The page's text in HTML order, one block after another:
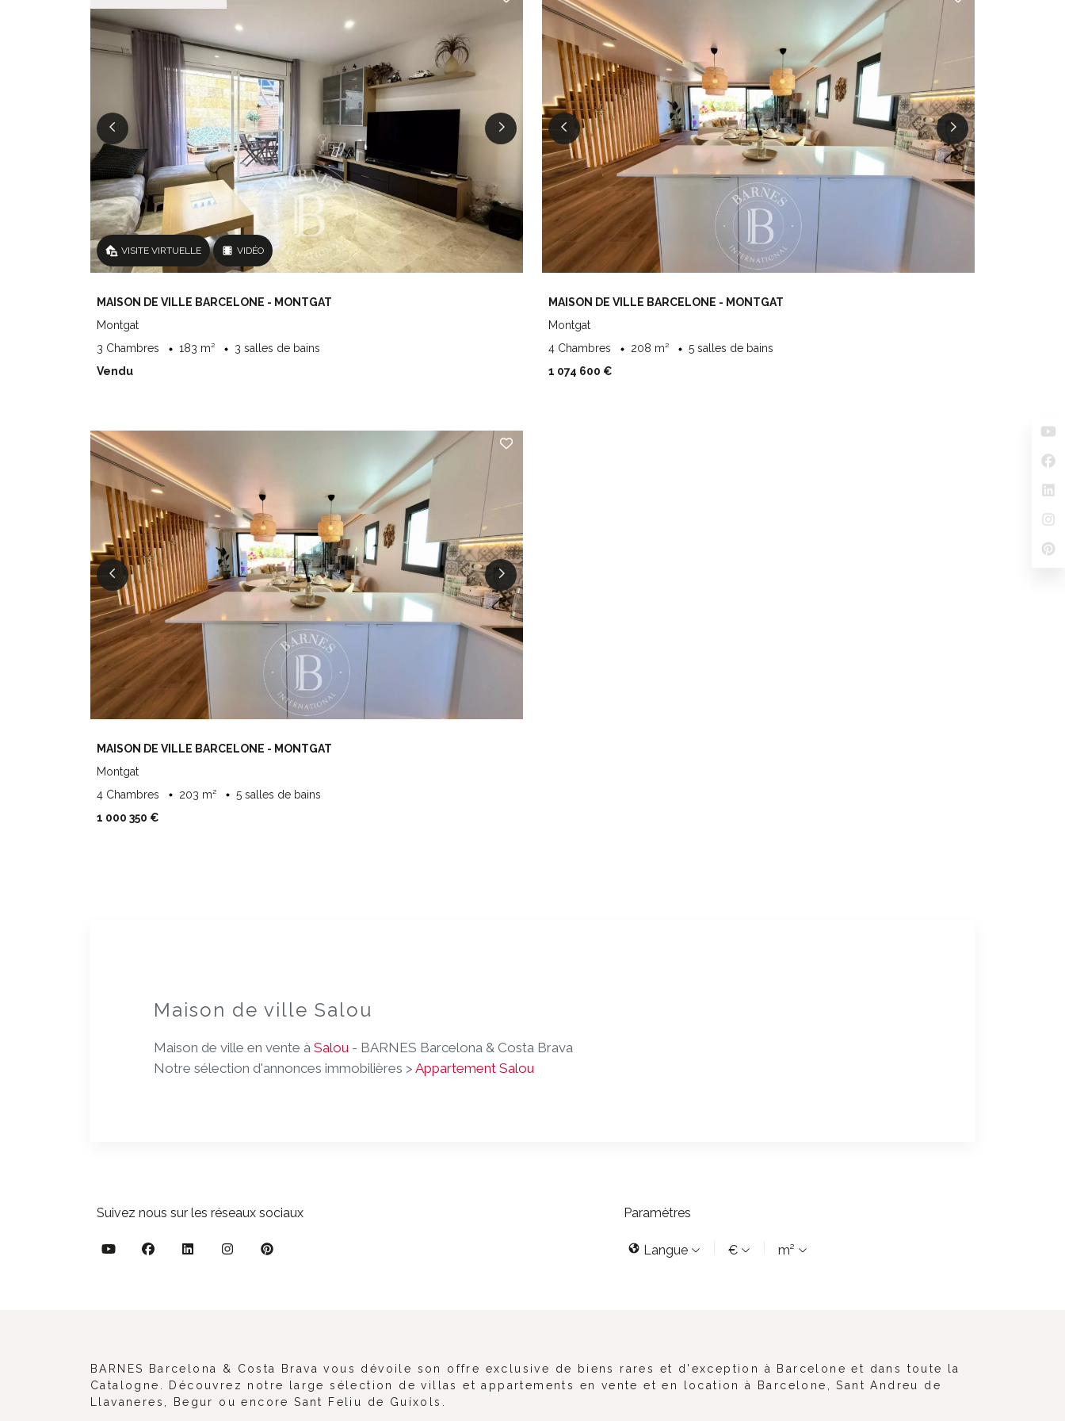
VISITE VIRTUELLE VIDÉO
MAISON DE VILLE BARCELONE - MONTGAT
Montgat
3 Chambres
183 m²
3 salles de bains
Vendu
MAISON DE VILLE BARCELONE - MONTGAT
Montgat
4 Chambres
208 m²
5 salles de bains
1 074 600 €
MAISON DE VILLE BARCELONE - MONTGAT
Montgat
4 Chambres
203 m²
5 salles de bains
1 000 350 €
Maison de ville Salou
Maison de ville en vente à Salou - BARNES Barcelona & Costa Brava
Notre sélection d'annonces immobilières > Appartement Salou
Suivez nous sur les réseaux sociaux Paramètres
Langue € m²
BARNES Barcelona & Costa Brava vous dévoile son offre exclusive de biens rares et d'exception à Barcelone et dans toute la
Catalogne. Découvrez notre large sélection de villas et appartements en vente et en location à Barcelone, Sant Andreu de
Llavaneres, Begur ou encore Sant Feliu de Guíxols.